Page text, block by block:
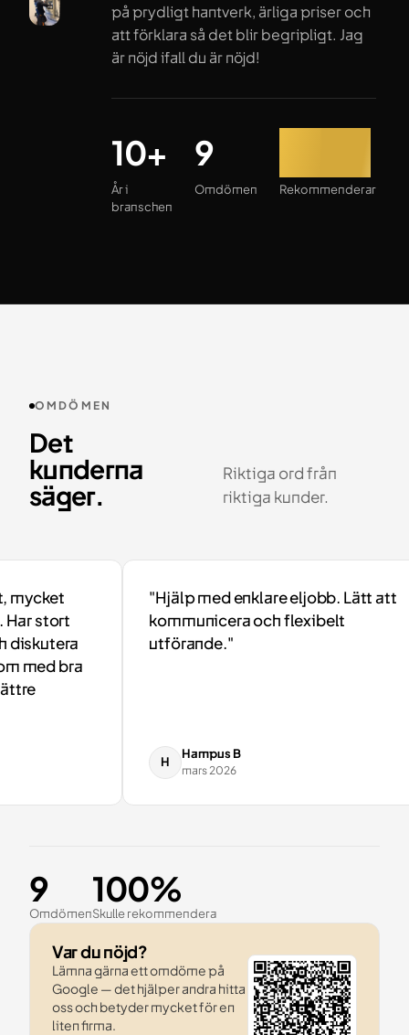
på prydligt hantverk, ärliga priser och
att förklara så det blir begripligt. Jag
är nöjd ifall du är nöjd!
År i branschen
10+
År i
branschen
Omdömen
9
Omdömen Rekommenderar
OMDÖMEN
Det
kunderna
säger.
Riktiga ord från
riktiga kunder.
stort
bra
"Hjälp med enklare eljobb. Lätt att
kommunicera och flexibelt
utförande."
H
Hampus B
mars 2026
9
Omdömen
100%
Skulle rekommendera
Var du nöjd?
Lämna gärna ett omdöme på
Google — det hjälper andra hitta
oss och betyder mycket för en
liten firma.